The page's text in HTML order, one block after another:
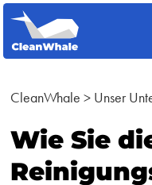
CleanWhale > Unser
Wie Sie